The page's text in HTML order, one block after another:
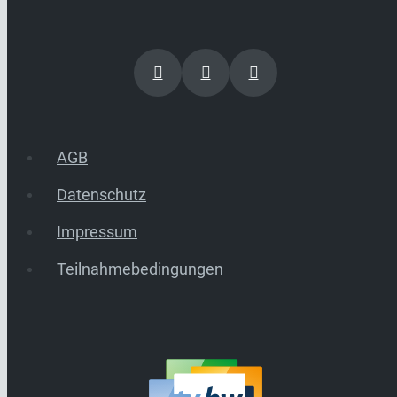
AGB
Datenschutz
Impressum
Teilnahmebedingungen